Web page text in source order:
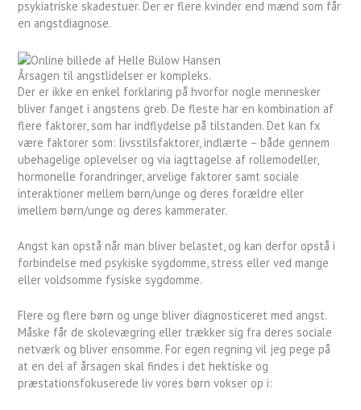
psykiatriske skadestuer. Der er flere kvinder end mænd som får
en angstdiagnose.
Årsagen til angstlidelser er kompleks.
Der er ikke en enkel forklaring på hvorfor nogle mennesker
bliver fanget i angstens greb. De fleste har en kombination af
flere faktorer, som har indflydelse på tilstanden. Det kan fx
være faktorer som: livsstilsfaktorer, indlærte – både gennem
ubehagelige oplevelser og via iagttagelse af rollemodeller,
hormonelle forandringer, arvelige faktorer samt sociale
interaktioner mellem børn/unge og deres forældre eller
imellem børn/unge og deres kammerater.
Angst kan opstå når man bliver belastet, og kan derfor opstå i
forbindelse med psykiske sygdomme, stress eller ved mange
eller voldsomme fysiske sygdomme.
Flere og flere børn og unge bliver diagnosticeret med angst.
Måske får de skolevægring eller trækker sig fra deres sociale
netværk og bliver ensomme. For egen regning vil jeg pege på
at en del af årsagen skal findes i det hektiske og
præstationsfokuserede liv vores børn vokser op i: